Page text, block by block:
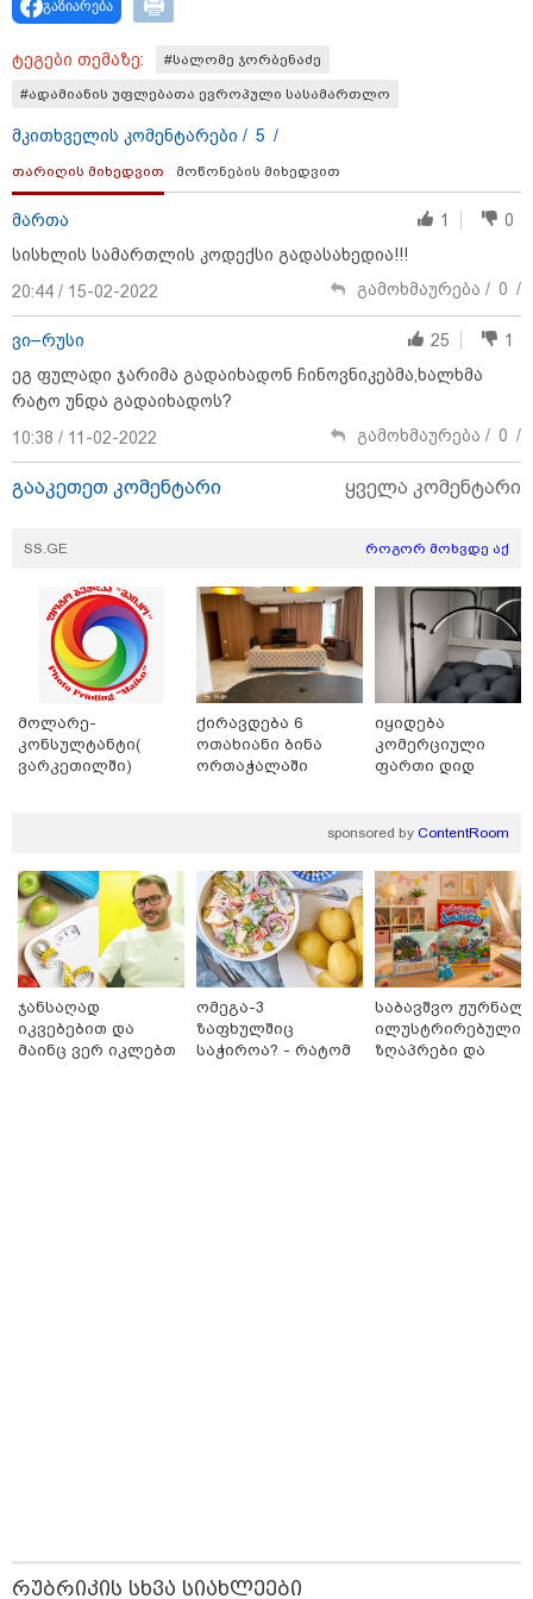
თბილისი - რომი 1365.70 ლარიდან
მნიშვნელოვანი ინფორმაცია
Hisense წარმოგიდგენთ გზავნილს "ინოვაციები
უკეთესი ცხოვრებისათვის" FIFA-ს 2026 წლის
მსოფლიო ჩემპიონატზე™
15:49 / 06-08-2026
შეიძინე ალდაგის სამოგზაურო დაზღვევა და
მიიღე გაორმაგებული ინტერნეტი
საზოგადოება
გაზიარება
ტეგები თემაზე: #სალომე ჯორბენაძე
#ადამიანის უფლებათა ევროპული სასამართლო
მკითხველის კომენტარები / 5 /
თარიღის მიხედვით მოწონების მიხედვით
მართა 1
0
სისხლის სამართლის კოდექსი გადასახედია!!!
20:44 / 15-02-2022
გამოხმაურება / 0 /
ვი–რუსი 25
1
ეგ ფულადი ჯარიმა გადაიხადონ ჩინოვნიკებმა,ხალხმა
რატო უნდა გადაიხადოს?
10:38 / 11-02-2022
გამოხმაურება / 0 /
გააკეთეთ კომენტარი ყველა კომენტარი
SS.GE როგორ მოხვდე აქ
მოლარე-
კონსულტანტი(
ვარკეთილში)
ქირავდება 6
ოთახიანი ბინა
ორთაჭალაში
იყიდება
კომერციული
ფართი დიდ
sponsored by ContentRoom
ჯანსაღად
იკვებებით და
მაინც ვერ იკლებთ
ომეგა-3
ზაფხულშიც
საჭიროა? - რატომ
საბავშვო
ილუსტრირებული
ზღაპრები და
რუბრიკის სხვა სიახლეები